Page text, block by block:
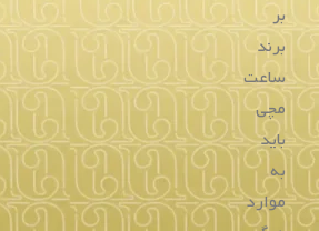
ویژگی
های
ساعت
بالمن
ساعت‌های
مچی